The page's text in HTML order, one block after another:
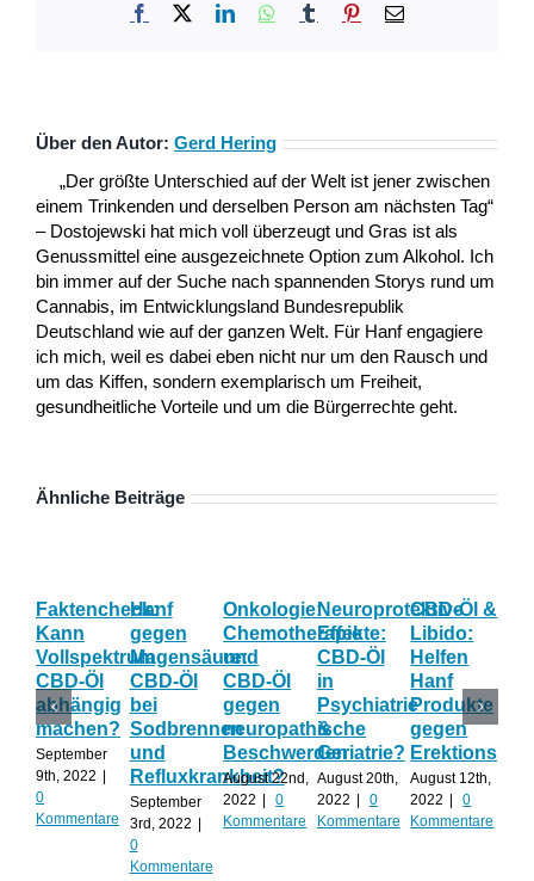
Facebook LinkedInWhatsApp
Tumblr Pinterest
E-
Über den Autor: Gerd Hering
„Der größte Unterschied auf der Welt ist jener zwischen
einem Trinkenden und derselben Person am nächsten Tag“
– Dostojewski hat mich voll überzeugt und Gras ist als
Genussmittel eine ausgezeichnete Option zum Alkohol. Ich
bin immer auf der Suche nach spannenden Storys rund um
Cannabis, im Entwicklungsland Bundesrepublik
Deutschland wie auf der ganzen Welt. Für Hanf engagiere
ich mich, weil es dabei eben nicht nur um den Rausch und
um das Kiffen, sondern exemplarisch um Freiheit,
gesundheitliche Vorteile und um die Bürgerrechte geht.
Ähnliche Beiträge
Faktencheck:
Kann
Vollspektrum
CBD-Öl
abhängig
machen?
September
9th, 2022
0
Kommentare
Hanf
gegen
Magensäure:
CBD-Öl
bei
Sodbrennen
und
Refluxkrankheit?
September
3rd, 2022
0
Kommentare
Onkologie:
Chemotherapie
und
CBD-Öl
gegen
neuropathische
Beschwerden
August 22nd,
2022
0
Kommentare
Neuroprotektive
Effekte:
CBD-Öl
in
Psychiatrie
&
Geriatrie?
August 20th,
2022
0
Kommentare
CBD-Öl &
Libido:
Helfen
Hanf
Produkte
gegen
August 12th,
2022
0
Kommentare